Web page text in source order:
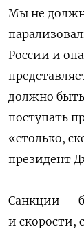
Мы не
России и
должно
поступать
«столько,
президент
Санкции —
и скорости,